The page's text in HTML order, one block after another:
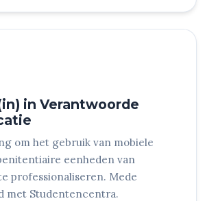
in Verantwoorde
om het gebruik van mobiele
eenheden van
professionaliseren. Mede
met Studentencentra.